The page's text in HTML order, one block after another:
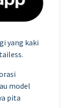
yang kaki
model
pita